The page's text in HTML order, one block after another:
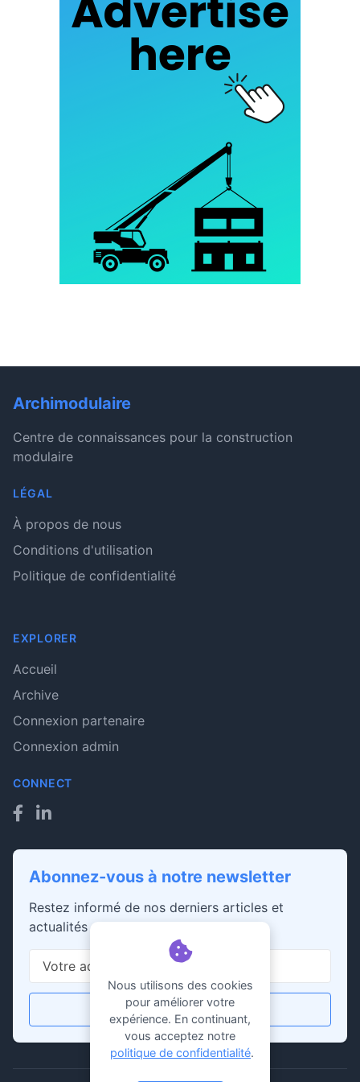
Archimodulaire
Centre de connaissances pour la construction
modulaire
LÉGAL
À propos de nous
Conditions d'utilisation
Politique de confidentialité
EXPLORER
Accueil
Archive
Connexion partenaire
Connexion admin
CONNECT
Abonnez-vous à notre newsletter
Restez informé de nos derniers articles et
actualités
S'abonner
Nous utilisons des cookies
pour améliorer votre
expérience. En continuant,
vous acceptez notre
politique de confidentialité.